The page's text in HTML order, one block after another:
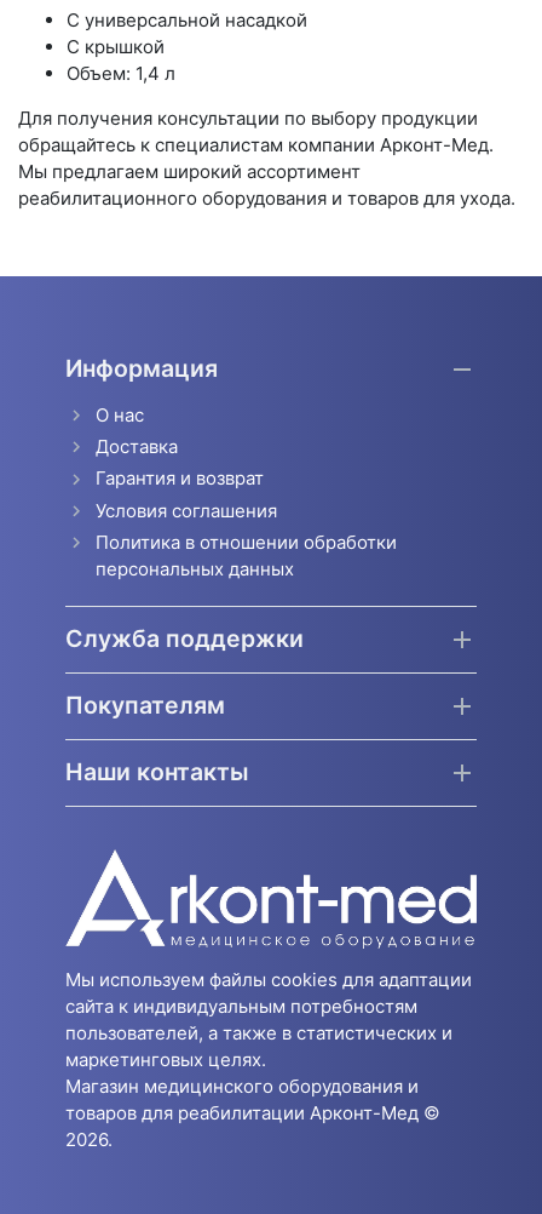
С универсальной насадкой
С крышкой
Объем: 1,4 л
Для получения консультации по выбору продукции
обращайтесь к специалистам компании Арконт-Мед.
Мы предлагаем широкий ассортимент
реабилитационного оборудования и товаров для ухода.
Информация
О нас
Доставка
Гарантия и возврат
Условия соглашения
Политика в отношении обработки
персональных данных
Служба поддержки
Покупателям
Наши контакты
Мы используем файлы cookies для адаптации
сайта к индивидуальным потребностям
пользователей, а также в статистических и
маркетинговых целях.
Магазин медицинского оборудования и
товаров для реабилитации Арконт-Мед ©
2026.